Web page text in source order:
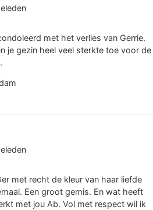
met het verlies van Gerrie.
je gezin heel veel sterkte toe voor de
met recht de kleur van haar liefde
Een groot gemis. En wat heeft
met jou Ab. Vol met respect wil ik